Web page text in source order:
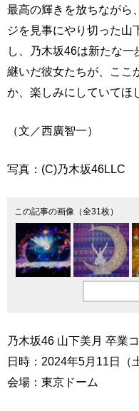
最高の輝きを放ちながら
ジを見事にやり切った山
し、乃木坂46は新たな
継いだ彼女たちが、ここ
か、楽しみにしていてほ
（文／西廣智一）
写真：(C)乃木坂46LLC
この記事の画像（全31枚）
乃木坂46 山下美月 卒業
日時：2024年5月11日（
会場：東京ドーム